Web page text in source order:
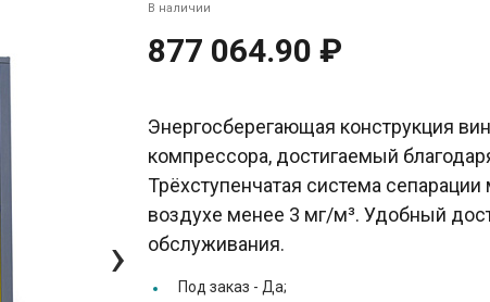
›
В наличии
877 064.90 ₽
Энергосберегающая конструкция
компрессора, достигаемый
Трёхступенчатая система
воздухе менее 3 мг/м³. Удобный
обслуживания.
Под заказ -Да;